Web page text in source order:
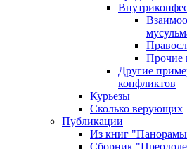
Прочие
Другие
конфликтов
Курьезы
Сколько верующих
Публикации
Из книг
Сборник